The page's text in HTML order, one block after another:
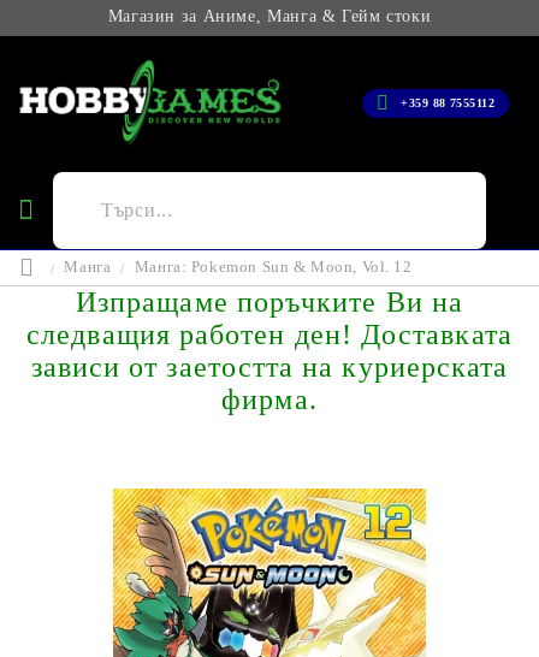
Магазин за Аниме, Манга & Гейм стоки
+359 88 7555112
Манга Манга: Pokemon Sun & Moon, Vol. 12
Изпращаме поръчките Ви на
следващия работен ден! Доставката
зависи от заетостта на куриерската
фирма.